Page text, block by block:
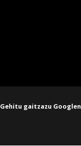
Gehitu gaitzazu Googlen